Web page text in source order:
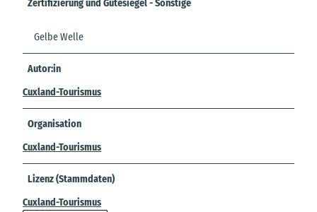
Zertifizierung und Gütesiegel - Sonstige
Gelbe Welle
Autor:in
Cuxland-Tourismus
Organisation
Cuxland-Tourismus
Lizenz (Stammdaten)
Cuxland-Tourismus